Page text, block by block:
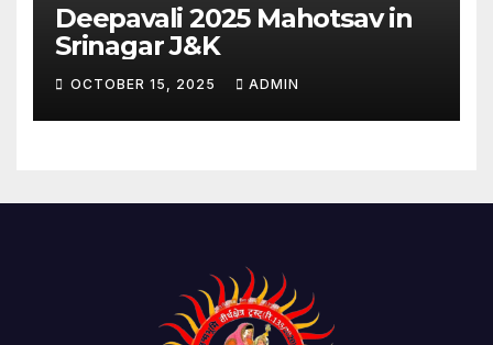
Deepavali 2025 Mahotsav in
Srinagar J&K
OCTOBER 15, 2025 ADMIN